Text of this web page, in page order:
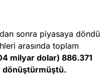
sonra piyasaya döndü
arasında toplam
milyar dolar) 886.371
dönüştürmüştü.